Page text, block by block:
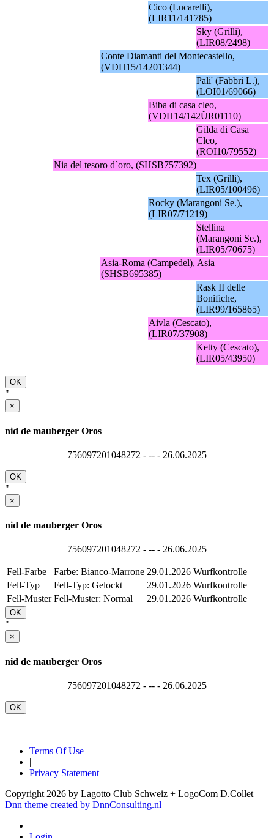
Cico (Lucarelli),
(LIR11/141785)
Sky (Grilli),
(LIR08/2498)
Conte Diamanti del Montecastello,
(VDH15/14201344)
Pali' (Fabbri L.),
(LOI01/69066)
Biba di casa cleo,
(VDH14/142ÜR01110)
Gilda di Casa
Cleo,
(ROI10/79552)
Nia del tesoro d`oro, (SHSB757392)
Tex (Grilli),
(LIR05/100496)
Rocky (Marangoni Se.),
(LIR07/71219)
Stellina
(Marangoni Se.),
(LIR05/70675)
Asia-Roma (Campedel), Asia
(SHSB695385)
Rask II delle
Bonifiche,
(LIR99/165865)
Aivla (Cescato),
(LIR07/37908)
Ketty (Cescato),
(LIR05/43950)
OK
"
×
nid de mauberger Oros
756097201048272 - -- - 26.06.2025
OK
"
×
nid de mauberger Oros
756097201048272 - -- - 26.06.2025
Fell-Farbe Farbe: Bianco-Marrone 29.01.2026 Wurfkontrolle
Fell-Typ
Fell-Typ: Gelockt 29.01.2026 Wurfkontrolle
Fell-Muster Fell-Muster: Normal 29.01.2026 Wurfkontrolle
OK
"
×
nid de mauberger Oros
756097201048272 - -- - 26.06.2025
OK
Terms Of Use
|
Privacy Statement
Copyright 2026 by Lagotto Club Schweiz + LogoCom D.Collet
Dnn theme created by DnnConsulting.nl